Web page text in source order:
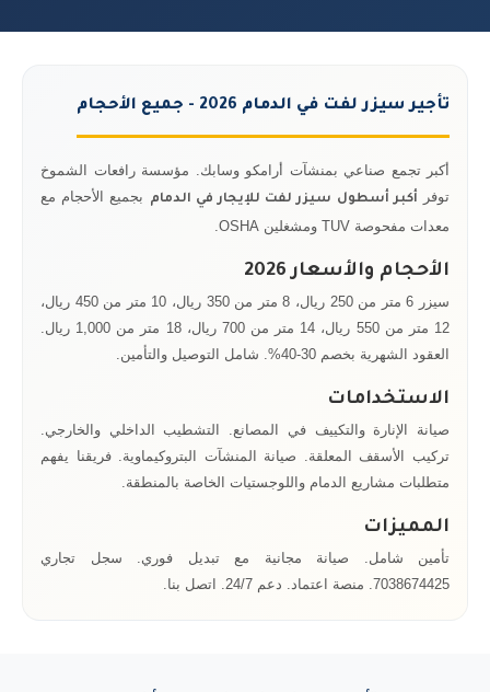
تأجير سيزر لفت في الدمام 2026 - جميع الأحجام
أكبر تجمع صناعي بمنشآت أرامكو وسابك. مؤسسة رافعات الشموخ
توفر
أكبر أسطول سيزر لفت للإيجار في الدمام
بجميع الأحجام مع
معدات مفحوصة TUV ومشغلين OSHA.
الأحجام والأسعار 2026
سيزر 6 متر من 250 ريال، 8 متر من 350 ريال، 10 متر من 450 ريال،
12 متر من 550 ريال، 14 متر من 700 ريال، 18 متر من 1,000 ريال.
العقود الشهرية بخصم 30-40%. شامل التوصيل والتأمين.
الاستخدامات
صيانة الإنارة والتكييف في المصانع. التشطيب الداخلي والخارجي.
تركيب الأسقف المعلقة. صيانة المنشآت البتروكيماوية. فريقنا يفهم
متطلبات مشاريع الدمام واللوجستيات الخاصة بالمنطقة.
المميزات
تأمين شامل. صيانة مجانية مع تبديل فوري. سجل تجاري
7038674425. منصة اعتماد. دعم 24/7. اتصل بنا.